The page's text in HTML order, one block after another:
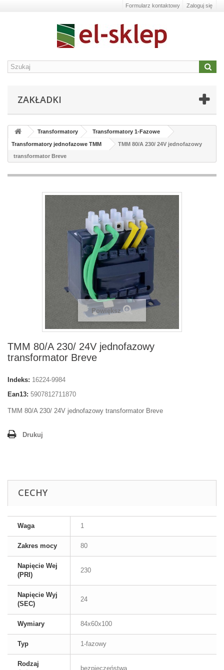
Zaloguj się
Formularz kontaktowy
ZAKŁADKI
Transformatory Transformatory 1-Fazowe
Transformatory jednofazowe TMM
TMM 80/A 230/ 24V jednofazowy
transformator Breve
Powiększ
TMM 80/A 230/ 24V jednofazowy
transformator Breve
Indeks: 16224-9984
Ean13: 5907812711870
TMM 80/A 230/ 24V jednofazowy transformator Breve
Drukuj
CECHY
Waga 1
Zakres mocy 80
Napięcie Wej
(PRI)
230
Napięcie Wyj
(SEC)
24
Wymiary 84x60x100
Typ 1-fazowy
Rodzaj
bezpieczeństwa